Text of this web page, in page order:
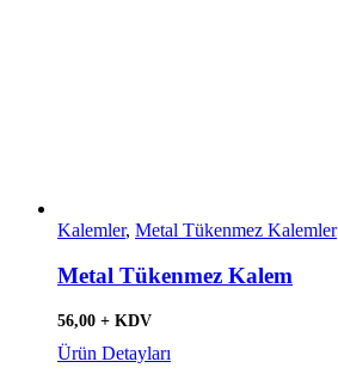
Kalemler, Metal Tükenmez Kalemler
Metal Tükenmez Kalem
56,00 + KDV
Ürün Detayları